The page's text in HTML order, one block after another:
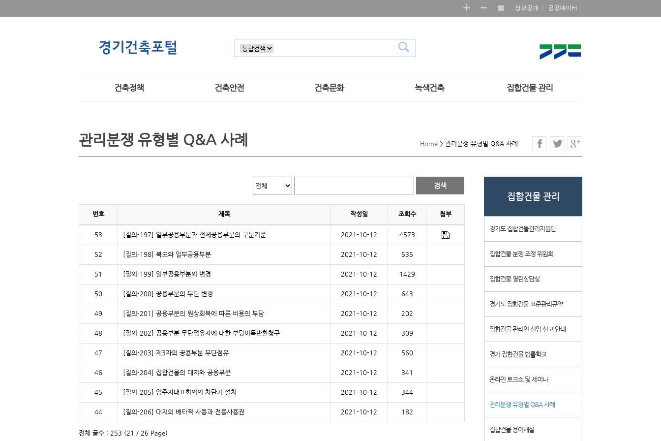
정보공개 공공데이터
건축정책 건축안전 건축문화 녹색건축 집합건물 관리
Home > 관리분쟁 유형별 Q&A 사례
관리분쟁 유형별 Q&A 사례
집합건물 관리
경기도 집합건물관리지원단
집합건물 분쟁 조정 위원회
집합건물 열린상담실
경기도 집합건물 표준관리규약
집합건물 관리인 선임 신고 안내
경기 집합건물 법률학교
온라인 토크쇼 및 세미나
관리분쟁 유형별 Q&A 사례
집합건물 용어해설
번호 제목 작성일 조회수 첨부
53 [질의-197] 일부공용부분과 전체공용부분의 구분기준 2021-10-12 4573
52 [질의-198] 복도와 일부공용부분 2021-10-12 535
51 [질의-199] 일부공용부분의 변경 2021-10-12 1429
50 [질의-200] 공용부분의 무단 변경 2021-10-12 643
49 [질의-201] 공용부분의 원상회복에 따른 비용의 부담 2021-10-12 202
48 [질의-202] 공용부분 무단점유자에 대한 부당이득반환청구 2021-10-12 309
47 [질의-203] 제3자의 공용부분 무단점유 2021-10-12 560
46 [질의-204] 집합건물의 대지와 공용부분 2021-10-12 341
45 [질의-205] 입주자대표회의의 차단기 설치 2021-10-12 344
44 [질의-206] 대지의 배타적 사용과 전용사용권 2021-10-12 182
전체 글수 : 253 (21 / 26 Page)